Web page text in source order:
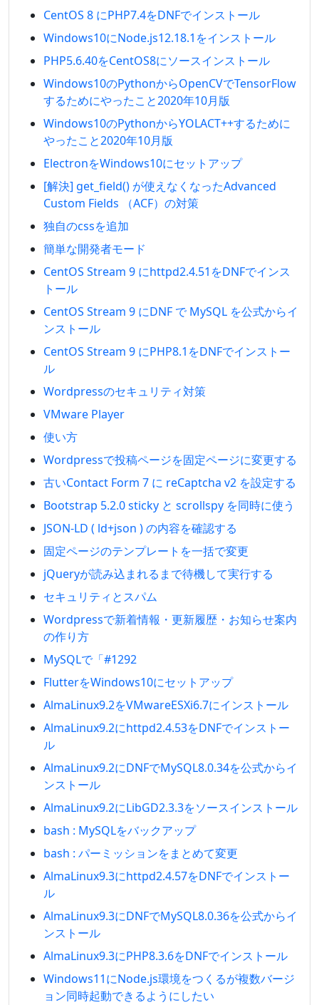
CentOS 8 にPHP7.4をDNFでインストール
Windows10にNode.js12.18.1をインストール
PHP5.6.40をCentOS8にソースインストール
Windows10のPythonからOpenCVでTensorFlow
するためにやったこと2020年10月版
Windows10のPythonからYOLACT++するために
やったこと2020年10月版
ElectronをWindows10にセットアップ
[解決] get_field() が使えなくなったAdvanced
Custom Fields （ACF）の対策
独自のcssを追加
簡単な開発者モード
CentOS Stream 9 にhttpd2.4.51をDNFでインス
トール
CentOS Stream 9 にDNF で MySQL を公式からイ
ンストール
CentOS Stream 9 にPHP8.1をDNFでインストー
ル
Wordpressのセキュリティ対策
VMware Player
使い方
Wordpressで投稿ページを固定ページに変更する
古いContact Form 7 に reCaptcha v2 を設定する
Bootstrap 5.2.0 sticky と scrollspy を同時に使う
JSON-LD ( ld+json ) の内容を確認する
固定ページのテンプレートを一括で変更
jQueryが読み込まれるまで待機して実行する
セキュリティとスパム
Wordpressで新着情報・更新履歴・お知らせ案内
の作り方
MySQLで「#1292
FlutterをWindows10にセットアップ
AlmaLinux9.2をVMwareESXi6.7にインストール
AlmaLinux9.2にhttpd2.4.53をDNFでインストー
ル
AlmaLinux9.2にDNFでMySQL8.0.34を公式からイ
ンストール
AlmaLinux9.2にLibGD2.3.3をソースインストール
bash : MySQLをバックアップ
bash : パーミッションをまとめて変更
AlmaLinux9.3にhttpd2.4.57をDNFでインストー
ル
AlmaLinux9.3にDNFでMySQL8.0.36を公式からイ
ンストール
AlmaLinux9.3にPHP8.3.6をDNFでインストール
Windows11にNode.js環境をつくるが複数バージ
ョン同時起動できるようにしたい